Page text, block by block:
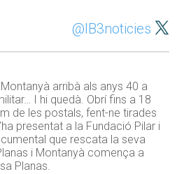
@IB3noticies
arribà als anys 40 a
I hi quedà. Obrí fins a 18
de les postals, fent-ne tirades
presentat a la Fundació Pilar i
que rescata la seva
i Montanyà comença a
Planas.